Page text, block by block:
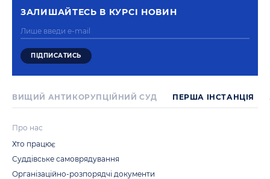
ЗАЛИШАЙТЕСЬ В КУРСI НОВИН
ВИЩИЙ АНТИКОРУПЦІЙНИЙ СУД ПЕРША IНСТАНЦIЯ
Про нас
Хто працює
Суддівське самоврядування
Організаційно-розпорядчі документи